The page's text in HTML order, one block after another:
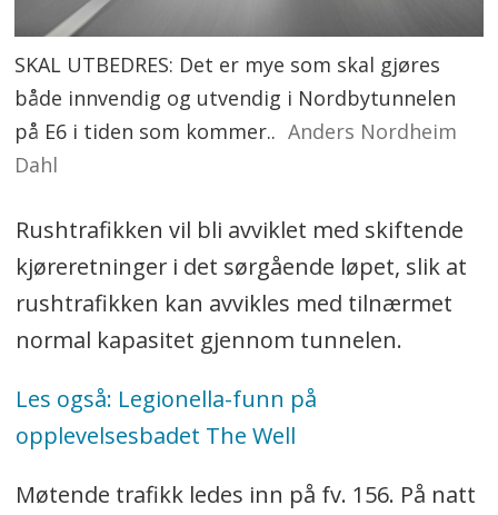
SKAL UTBEDRES: Det er mye som skal gjøres
både innvendig og utvendig i Nordbytunnelen
på E6 i tiden som kommer.. Anders Nordheim
Dahl
Rushtrafikken vil bli avviklet med skiftende
kjøreretninger i det sørgående løpet, slik at
rushtrafikken kan avvikles med tilnærmet
normal kapasitet gjennom tunnelen.
Les også: Legionella-funn på
opplevelsesbadet The Well
Møtende trafikk ledes inn på fv. 156. På natt